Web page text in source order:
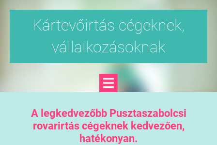
Kártevőirtás cégeknek,
vállalkozásoknak
A legkedvezőbb Pusztaszabolcsi
rovarirtás cégeknek kedvezően,
hatékonyan.